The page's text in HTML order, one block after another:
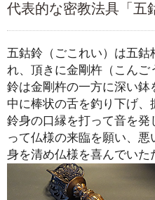
代表的な密教法具「五
五鈷鈴（ごこれい）は五鈷
れ、頂きに金剛杵（こん
鈴は金剛杵の一方に深い鉢
中に棒状の舌を釣り下げ
鈴身の口縁を打って音を発
って仏様の来臨を願い、
身を清め仏様を喜んでいた